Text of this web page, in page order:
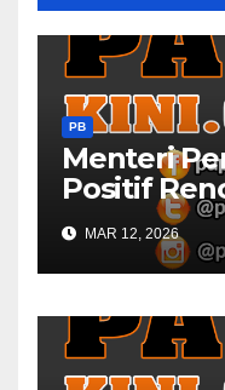
PB
Menteri
Positif
Sawah dan
Barat
MAR 12, 2026